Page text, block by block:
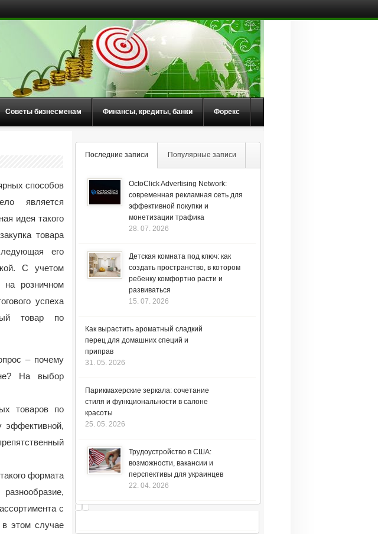
Советы бизнесменам Финансы, кредиты, банки Форекс
способов
является
идея такого
товара
его
С учетом
на розничном
успеха
товар по
– почему
На выбор
товаров по
эффективной,
формата
с
этом случае
Последние записи Популярные записи
OctoClick Advertising Network:
современная рекламная сеть для
эффективной покупки и
монетизации трафика
28. 07. 2026
Детская комната под ключ: как
создать пространство, в котором
ребенку комфортно расти и
развиваться
15. 07. 2026
Как вырастить ароматный сладкий
перец для домашних специй и
приправ
31. 05. 2026
Парикмахерские зеркала: сочетание
стиля и функциональности в салоне
красоты
25. 05. 2026
Трудоустройство в США:
возможности, вакансии и
перспективы для украинцев
22. 04. 2026